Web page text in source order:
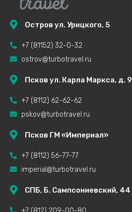
Остров ул. Урицкого, 5
+7 (81152) 32-0-32
ostrov@turbotravel.ru
Псков ул. Карла Маркса, д. 9
+7 (8112) 62-62-62
pskov@turbotravel.ru
Псков ГМ «Империал»
+7 (8112) 56-77-77
imperial@turbotravel.ru
СПБ, Б. Сампсониевский, 44